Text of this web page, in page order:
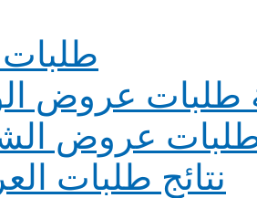
طلبات عروض
طلبات عروض
نتائج طلبات